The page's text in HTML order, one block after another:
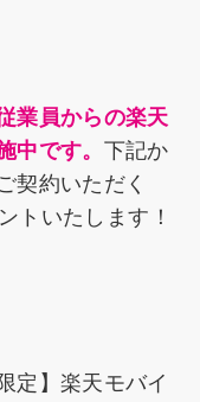
業員からの楽天
中です。 下記か
契約いただく
トいたします！
定】楽天モバイ